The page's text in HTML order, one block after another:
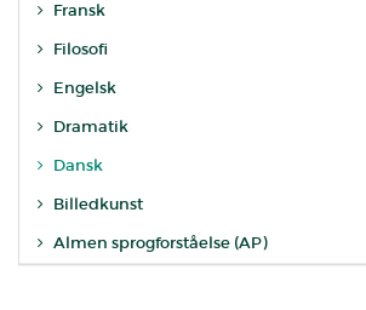
Fransk
Filosofi
Engelsk
Dramatik
Dansk
Billedkunst
Almen sprogforståelse (AP)